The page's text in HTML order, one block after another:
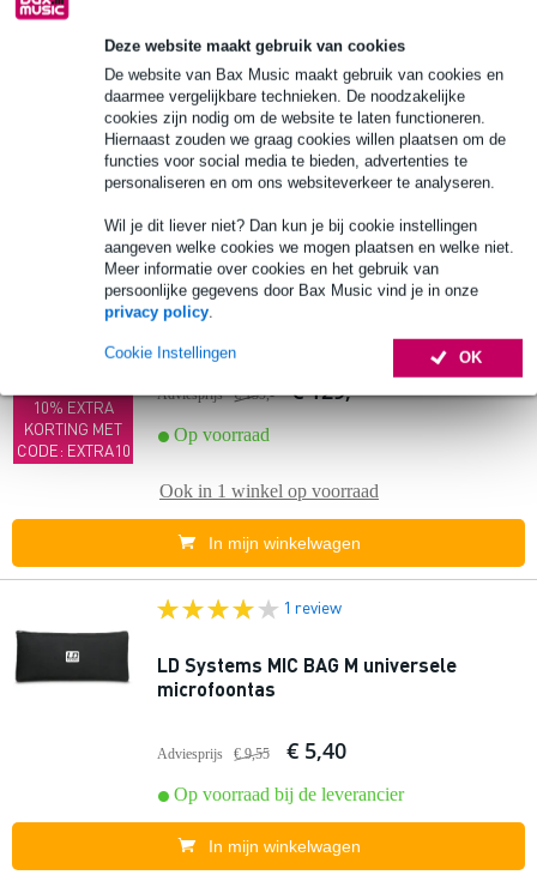
Deze website maakt gebruik van cookies
De website van Bax Music maakt gebruik van cookies en
daarmee vergelijkbare technieken. De noodzakelijke
cookies zijn nodig om de website te laten functioneren.
Hiernaast zouden we graag cookies willen plaatsen om de
functies voor social media te bieden, advertenties te
personaliseren en om ons websiteverkeer te analyseren.
Wil je dit liever niet? Dan kun je bij cookie instellingen
aangeven welke cookies we mogen plaatsen en welke niet.
Meer informatie over cookies en het gebruik van
persoonlijke gegevens door Bax Music vind je in onze
privacy policy.
OK
Cookie Instellingen
10% EXTRA
KORTING MET
CODE: EXTRA10
Adviesprijs € 1.230,- € 1.168,-
Op voorraad
Ook in1 winkelop voorraad
In mijn winkelwagen
10% EXTRA
KORTING MET
CODE: EXTRA10
(B-Stock) Gator Cases GTSA-MIC15
polyetheen koffer voor 15 microfoons
Adviesprijs € 139,- € 129,-
Op voorraad
Ook in 1 winkel op voorraad
In mijn winkelwagen
1 review
LD Systems MIC BAG M universele
microfoontas
Adviesprijs € 9,55 € 5,40
Op voorraad bij de leverancier
In mijn winkelwagen